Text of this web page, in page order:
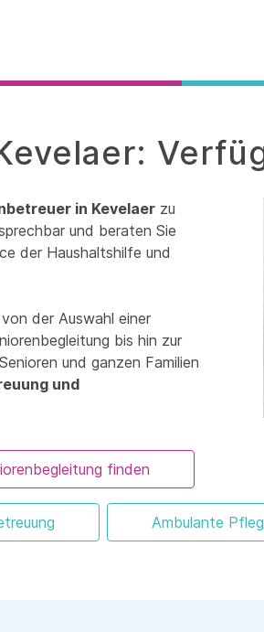
in Kevelaer zu
und beraten Sie
der Haushaltshilfe und
der Auswahl einer
bis hin zur
und ganzen Familien
und
finden
Ambulante